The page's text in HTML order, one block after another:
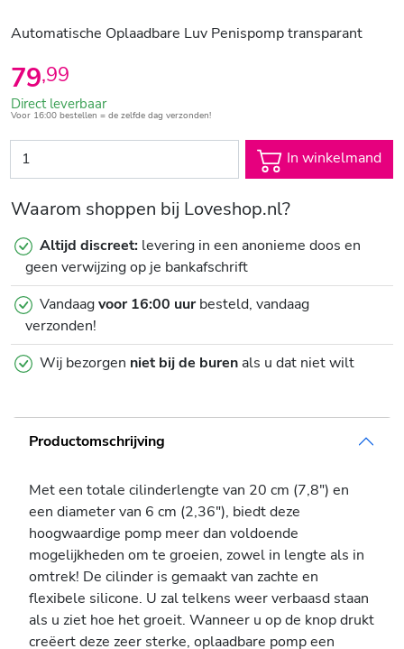
Automatische Oplaadbare Luv Penispomp transparant
79,99
Direct leverbaar
Voor 16:00 bestellen = de zelfde dag verzonden!
In winkelmand
Waarom shoppen bij Loveshop.nl?
Altijd discreet: levering in een anonieme doos en
geen verwijzing op je bankafschrift
Vandaagvoor 16:00 uurbesteld, vandaag
verzonden!
Wij bezorgen niet bij de burenals u dat niet wilt
Productomschrijving
Met een totale cilinderlengte van 20 cm (7,8") en
een diameter van 6 cm (2,36"), biedt deze
hoogwaardige pomp meer dan voldoende
mogelijkheden om te groeien, zowel in lengte als in
omtrek! De cilinder is gemaakt van zachte en
flexibele silicone. U zal telkens weer verbaasd staan
als u ziet hoe het groeit. Wanneer u op de knop drukt
creëert deze zeer sterke, oplaadbare pomp een